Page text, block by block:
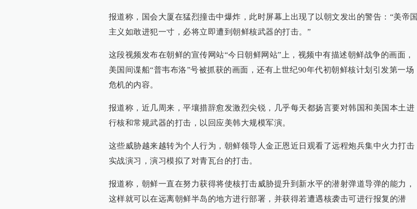
报道称，国会大厦在猛烈撞击中爆炸，此时屏幕上出现了以朝文发出的警告：“美帝国
主义如敢进犯一寸，必将立即遭到朝鲜核武器的打击。”
这段视频发布在朝鲜的宣传网站“今日朝鲜网站”上，视频中有描述朝鲜战争的画面，
美国间谍船“普韦布洛”号被抓获的画面，还有上世纪90年代初朝鲜核计划引发第一场
危机的内容。
报道称，近几周来，平壤措辞愈发激烈尖锐，几乎每天都扬言要对韩国和美国本土进
行核和常规武器的打击，以回应美韩大规模军演。
这些威胁越来越转为个人行为，朝鲜领导人金正恩近日观看了远程炮兵集中火力打击
实战演习，演习模拟了对青瓦台的打击。
报道称，朝鲜一直在努力获得将使核打击威胁提升到新水平的潜射弹道导弹的能力，
这样就可以在远离朝鲜半岛的地方进行部署，并获得若遭遇核袭击可进行报复的潜